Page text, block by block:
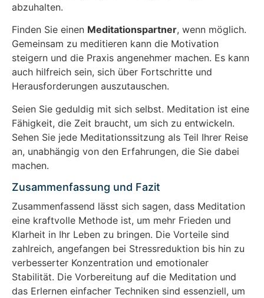
abzuhalten.
Finden Sie einen Meditationspartner, wenn möglich.
Gemeinsam zu meditieren kann die Motivation
steigern und die Praxis angenehmer machen. Es kann
auch hilfreich sein, sich über Fortschritte und
Herausforderungen auszutauschen.
Seien Sie geduldig mit sich selbst. Meditation ist eine
Fähigkeit, die Zeit braucht, um sich zu entwickeln.
Sehen Sie jede Meditationssitzung als Teil Ihrer Reise
an, unabhängig von den Erfahrungen, die Sie dabei
machen.
Zusammenfassung und Fazit
Zusammenfassend lässt sich sagen, dass Meditation
eine kraftvolle Methode ist, um mehr Frieden und
Klarheit in Ihr Leben zu bringen. Die Vorteile sind
zahlreich, angefangen bei Stressreduktion bis hin zu
verbesserter Konzentration und emotionaler
Stabilität. Die Vorbereitung auf die Meditation und
das Erlernen einfacher Techniken sind essenziell, um